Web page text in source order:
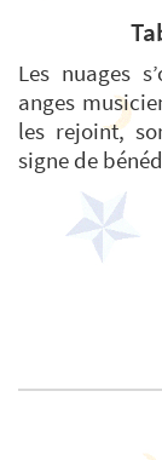
Les nuages
anges
les rejoint,
signe de